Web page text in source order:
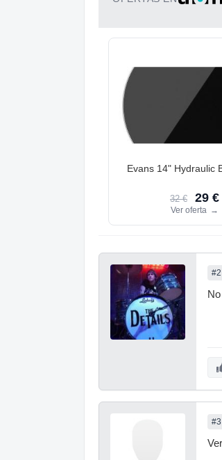
Evans 14" Hydraulic
32 € 29 €
Ver oferta →
#2
#3